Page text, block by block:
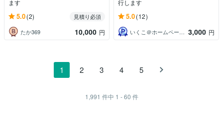
ます
5.0(2)
見積り必須
たか369
10,000 円
行します
5.0(12)
いくこ＠ホームページ制作＆改善 3,000 円
1 2 3 4 5
1,991 件中 1 - 60 件